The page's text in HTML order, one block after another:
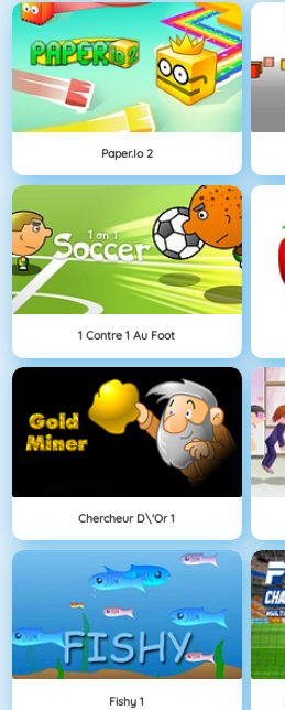
Paper.io 2
1 Contre 1 Au Foot
Chercheur D\'Or 1
Fishy 1